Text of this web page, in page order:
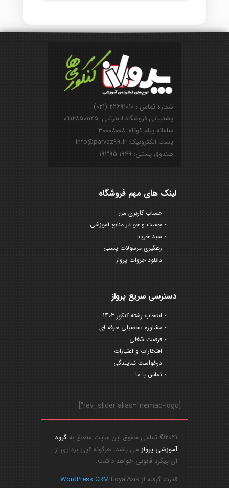
شماره تماس : ۲۲۶۹۱۰۱۰-(۰۲۱)
پشتیبانی فروشگاه اینترنتی: ۰۹۱۲۸۵۰۱۱۲۵
سامانه پیام کوتاه: ۳۰۰۰۸۰۰۸
پست الکترونیک: info@parvaz99.ir
صندوق پستی: ۱۹۴۹-۱۹۳۹۵
لینک های مهم فروشگاه
حساب کاربری من
جست و جو در منابع آموزشی
سبد خرید
رهگیری مرسولات پستی
دانلود جزوات پرواز
دسترسی سریع پرواز
انتخاب رشته کنکور 1403
مشاوره تحصیلی حرفه ای
فرصت شغلی
افتخارات و اعتبارات
درخواست نمایندگی
تماس با ما
[rev_slider alias="nemad-logo"]
2021© تمامی حقوق این سایت متعلق به
گروه
آموزشی پروازمی باشد، هرگونه کپی برداری از
آن پیگرد قانونی خواهد داشت.
قدرت گرفته از
WordPress CRM LoyalAxis